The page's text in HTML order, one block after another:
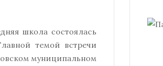
школа состоялась
темой встречи
муниципальном